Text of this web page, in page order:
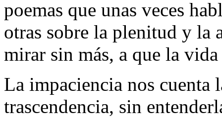
poemas que unas veces
otras sobre la plenitud y la
mirar sin más, a que la
La impaciencia nos cuenta
trascendencia, sin